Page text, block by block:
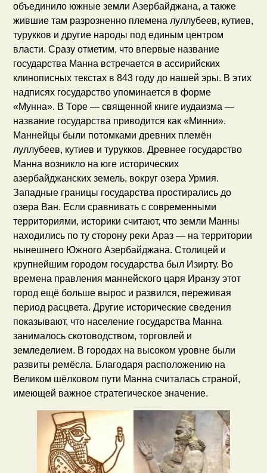
объединило южные земли Азербайджана, а также
жившие там разрозненно племена луллубеев, кутиев,
турукков и другие народы под единым центром
власти. Сразу отметим, что впервые название
государства Манна встречается в ассирийских
клинописных текстах в 843 году до нашей эры. В этих
надписях государство упоминается в форме
«Мунна». В Торе — священной книге иудаизма —
название государства приводится как «Минни».
Маннейцы были потомками древних племён
луллубеев, кутиев и турукков. Древнее государство
Манна возникло на юге исторических
азербайджанских земель, вокруг озера Урмия.
Западные границы государства простирались до
озера Ван. Если сравнивать с современными
территориями, историки считают, что земли Манны
находились по ту сторону реки Араз — на территории
нынешнего Южного Азербайджана. Столицей и
крупнейшим городом государства был Изирту. Во
времена правления маннейского царя Иранзу этот
город ещё больше вырос и развился, переживая
период расцвета. Другие исторические сведения
показывают, что население государства Манна
занималось скотоводством, торговлей и
земледелием. В городах на высоком уровне были
развиты ремёсла. Благодаря расположению на
Великом шёлковом пути Манна считалась страной,
имеющей важное стратегическое значение.